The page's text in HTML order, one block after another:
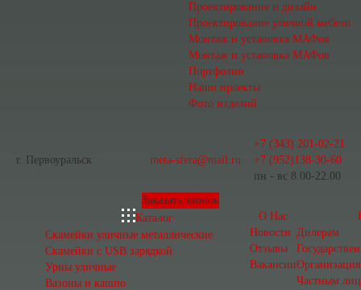
Проектирование и дизайн
Проектирование уличной мебели
Монтаж и установка МАФов
Монтаж и установка МАФов
Портфолио
Наши проекты
Фото изделий
г. Первоуральск meta-sfera@mail.ru
+7 (343) 201-02-21
+7 (952)138-30-60
пн - вс 8.00-22.00
Заказать звонок
Каталог
Скамейки уличные металлические
Скамейки с USB зарядкой
Урны уличные
Вазоны и кашпо
О Нас
Новости
Отзывы
Вакансии
Дилерам
Частным